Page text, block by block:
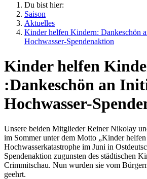
Du bist hier:
Saison
Aktuelles
Kinder helfen Kindern: Dankeschön
Hochwasser-Spendenaktion
Kinder helfen
:Dankeschön an
Hochwasser-
Unsere beiden Mitglieder Reiner Nikolay
im Sommer unter dem Motto „Kinder
Hochwasserkatastrophe im Juni in
Spendenaktion zugunsten des städtischen
Crimmitschau. Nun wurden sie vom
geehrt.